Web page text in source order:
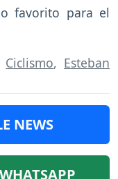
favorito para el
Ciclismo, Esteban
NEWS